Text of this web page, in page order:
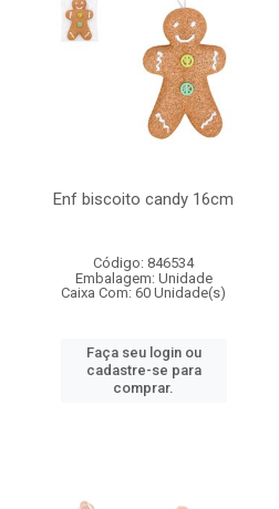
Enf biscoito candy 16cm
Código: 846534
Embalagem: Unidade
Caixa Com: 60 Unidade(s)
Faça seu login ou
cadastre-se para
comprar.